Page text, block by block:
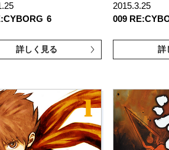
6
詳しく見る
2015.3.25
009
詳